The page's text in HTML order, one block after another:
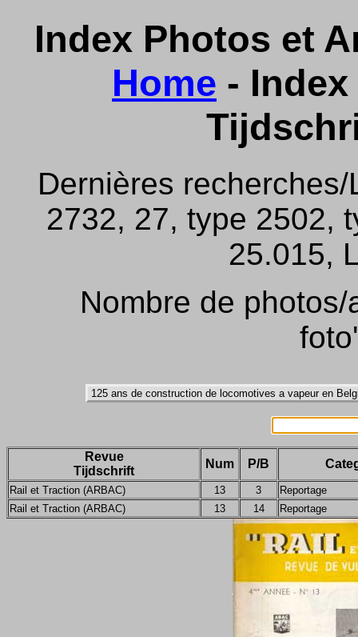
Index Photos et
Home -
Dernières
2732, 27, type 2502,
25.015,
Nombre de
Revue
Tijdschrift
Num P/B
Rail et Traction (ARBAC) 13 3
Reportage
Rail et Traction (ARBAC)
13 14 Reportage